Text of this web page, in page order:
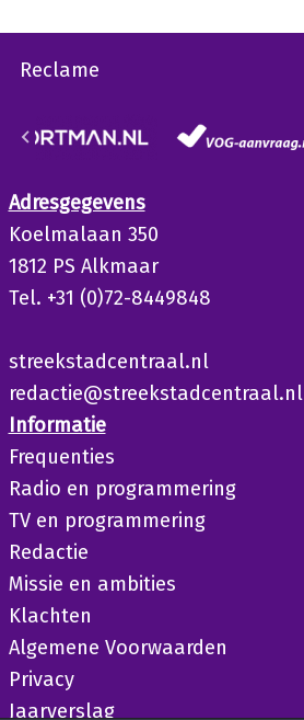
Reclame
Adresgegevens
Koelmalaan 350
1812 PS Alkmaar
Tel. +31 (0)72-8449848
streekstadcentraal.nl
redactie@streekstadcentraal.nl
Informatie
Frequenties
Radio en programmering
TV en programmering
Redactie
Missie en ambities
Klachten
Algemene Voorwaarden
Privacy
Jaarverslag